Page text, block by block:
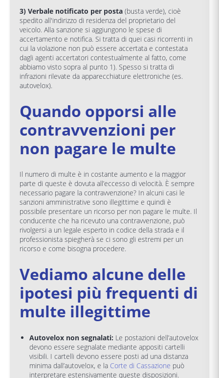
3) Verbale notificato per posta (busta verde), cioè
spedito all'indirizzo di residenza del proprietario del
veicolo. Alla sanzione si aggiungono le spese di
accertamento e notifica. Si tratta di quei casi ricorrenti in
cui la violazione non può essere accertata e contestata
dagli agenti accertatori contestualmente al fatto, come
abbiamo visto sopra al punto 1). Spesso si tratta di
infrazioni rilevate da apparecchiature elettroniche (es.
autovelox).
Quando opporsi alle
contravvenzioni per
non pagare le multe
Il numero di multe è in costante aumento e la maggior
parte di queste è dovuta all’eccesso di velocità. È sempre
necessario pagare la contravvenzione? In alcuni casi le
sanzioni amministrative sono illegittime e quindi è
possibile presentare un ricorso per non pagare le multe. Il
conducente che ha ricevuto una contravvenzione, può
rivolgersi a un legale esperto in codice della strada e il
professionista spiegherà se ci sono gli estremi per un
ricorso e come bisogna procedere.
Vediamo alcune delle
ipotesi più frequenti di
multe illegittime
Autovelox non segnalati: Le postazioni dell’autovelox
devono essere segnalate mediante appositi cartelli
visibili. I cartelli devono essere posti ad una distanza
minima dall’autovelox, e la Corte di Cassazione può
interpretare estensivamente queste disposizioni.